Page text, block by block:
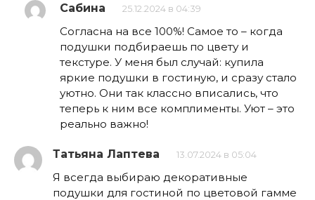
Сабина 25.12.2024 в 04:39
Согласна на все 100%! Самое то – когда
подушки подбираешь по цвету и
текстуре. У меня был случай: купила
яркие подушки в гостиную, и сразу стало
уютно. Они так классно вписались, что
теперь к ним все комплименты. Уют – это
реально важно!
Татьяна Лаптева 13.07.2024 в 05:04
Я всегда выбираю декоративные
подушки для гостиной по цветовой гамме